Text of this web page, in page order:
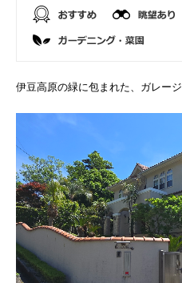
伊豆高原の緑に包まれた、ガレー